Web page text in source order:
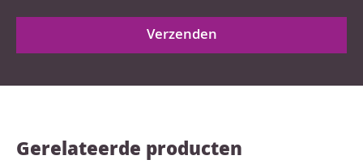
Verzenden
Gerelateerde producten